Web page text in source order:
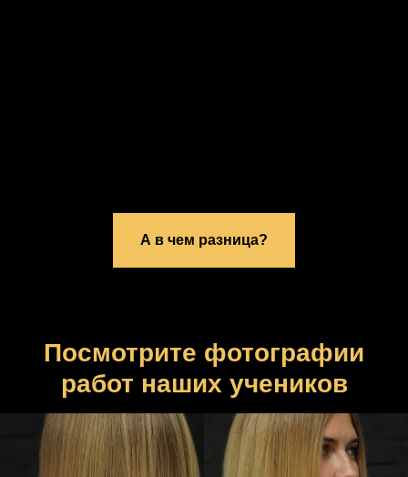
А в чем разница?
Посмотрите фотографии
работ наших учеников